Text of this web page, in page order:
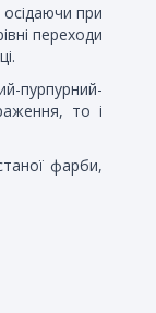
при
переходи
пурпурний-
то і
фарби,